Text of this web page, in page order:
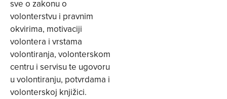
sve o zakonu o
volonterstvu i pravnim
okvirima, motivaciji
volontera i vrstama
volontiranja, volonterskom
centru i servisu te ugovoru
u volontiranju, potvrdama i
volonterskoj knjižici.